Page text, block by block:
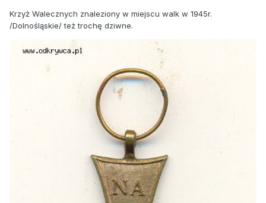
Krzyż Walecznych znaleziony w miejscu walk w 1945r.
/Dolnośląskie/ też trochę dziwne.